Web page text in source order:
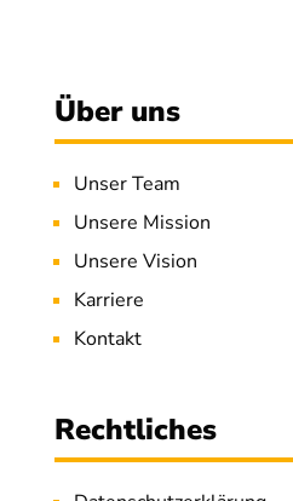
Über uns
Unser Team
Unsere Mission
Unsere Vision
Karriere
Kontakt
Rechtliches